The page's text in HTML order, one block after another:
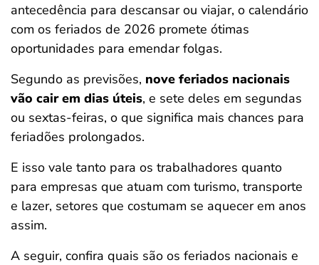
antecedência para descansar ou viajar, o calendário
com os feriados de 2026 promete ótimas
oportunidades para emendar folgas.
Segundo as previsões, nove feriados nacionais
vão cair em dias úteis, e sete deles em segundas
ou sextas-feiras, o que significa mais chances para
feriadões prolongados.
E isso vale tanto para os trabalhadores quanto
para empresas que atuam com turismo, transporte
e lazer, setores que costumam se aquecer em anos
assim.
A seguir, confira quais são os feriados nacionais e